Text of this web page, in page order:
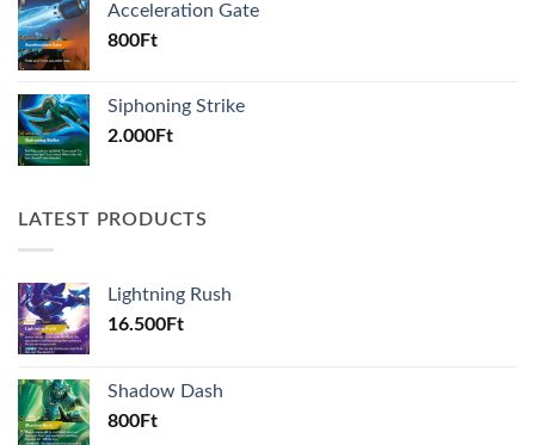
Acceleration Gate
800Ft
Siphoning Strike
2.000Ft
LATEST PRODUCTS
Lightning Rush
16.500Ft
Shadow Dash
800Ft